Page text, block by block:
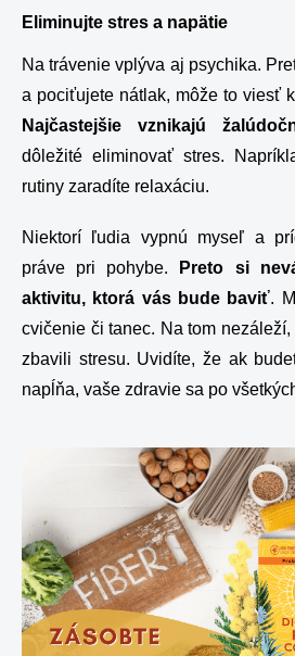
Eliminujte stres a napätie
Na trávenie vplýva aj psychika.
a pociťujete nátlak, môže to viesť
Najčastejšie vznikajú
dôležité eliminovať stres.
rutiny zaradíte relaxáciu.
Niektorí ľudia vypnú myseľ a
práve pri pohybe.
Preto si
aktivitu, ktorá vás bude baviť.
cvičenie či tanec. Na tom
zbavili stresu. Uvidíte, že ak
napĺňa, vaše zdravie sa po